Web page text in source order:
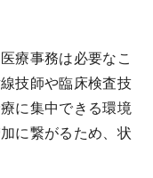
療事務は必要なこ
技師や臨床検査技
に集中できる環境
に繋がるため、状